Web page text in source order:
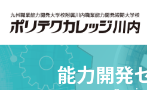
能力開発